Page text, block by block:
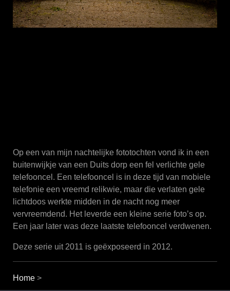
Op een van mijn nachtelijke fototochten vond ik in een
buitenwijkje van een Duits dorp een fel verlichte gele
telefooncel. Een telefooncel is in deze tijd van mobiele
telefonie een vreemd relikwie, maar die verlaten gele
lichtdoos werkte midden in de nacht nog meer
vervreemdend. Het leverde een kleine serie foto’s op.
Een jaar later was deze laatste telefooncel verdwenen.
Deze serie uit 2011 is geëxposeerd in 2012.
Home >